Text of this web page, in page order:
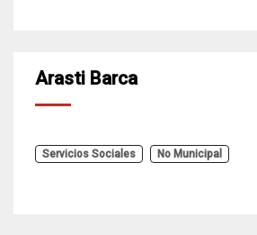
Arasti Barca
Servicios Sociales No Municipal